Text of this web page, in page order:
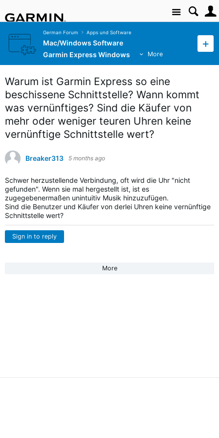
Site
German Forum Apps und Software
Mac/Windows Software
Garmin Express Windows
More
Warum ist Garmin Express so eine
beschissene Schnittstelle? Wann kommt
was vernünftiges? Sind die Käufer von
mehr oder weniger teuren Uhren keine
vernünftige Schnittstelle wert?
Breaker313 5 months ago
Schwer herzustellende Verbindung, oft wird die Uhr "nicht
gefunden". Wenn sie mal hergestellt ist, ist es
zugegebenermaßen unintuitiv Musik hinzuzufügen.
Sind die Benutzer und Käufer von derlei Uhren keine vernünftige
Schnittstelle wert?
Sign in to reply
More